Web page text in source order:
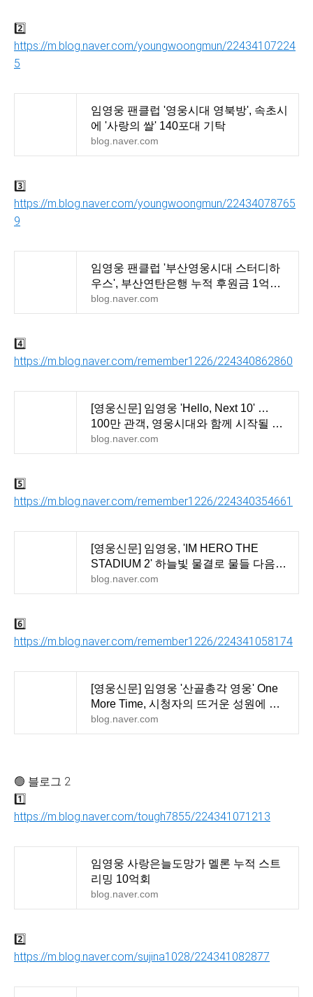
2️⃣
https://m.blog.naver.com/youngwoongmun/22434107224
5
임영웅 팬클럽 '영웅시대 영북방', 속초시
에 '사랑의 쌀' 140포대 기탁
blog.naver.com
3️⃣
https://m.blog.naver.com/youngwoongmun/22434078765
9
임영웅 팬클럽 '부산영웅시대 스터디하
우스', 부산연탄은행 누적 후원금 1억원
돌파..'아름다운
blog.naver.com
4️⃣
https://m.blog.naver.com/remember1226/224340862860
[영웅신문] 임영웅 'Hello, Next 10' …
100만 관객, 영웅시대와 함께 시작될 다
음 이야기
blog.naver.com
5️⃣
https://m.blog.naver.com/remember1226/224340354661
[영웅신문] 임영웅, 'IM HERO THE
STADIUM 2' 하늘빛 물결로 물들 다음
10년의 찬란한 약속
blog.naver.com
6️⃣
https://m.blog.naver.com/remember1226/224341058174
[영웅신문] 임영웅 '산골총각 영웅' One
More Time, 시청자의 뜨거운 성원에 힘
입어 1회 연장
blog.naver.com
🟢 블로그 2
1️⃣
https://m.blog.naver.com/tough7855/224341071213
임영웅 사랑은늘도망가 멜론 누적 스트
리밍 10억회
blog.naver.com
2️⃣
https://m.blog.naver.com/sujina1028/224341082877